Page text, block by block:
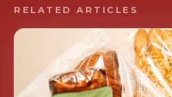
RELATED ARTICLES